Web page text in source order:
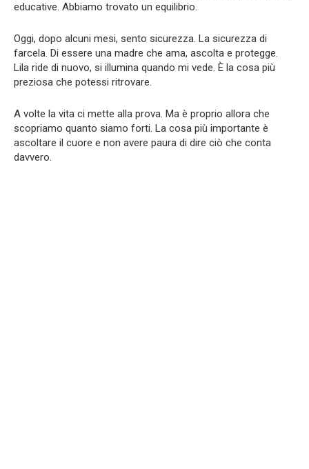
educative. Abbiamo trovato un equilibrio.
Oggi, dopo alcuni mesi, sento sicurezza. La sicurezza di
farcela. Di essere una madre che ama, ascolta e protegge.
Lila ride di nuovo, si illumina quando mi vede. È la cosa più
preziosa che potessi ritrovare.
A volte la vita ci mette alla prova. Ma è proprio allora che
scopriamo quanto siamo forti. La cosa più importante è
ascoltare il cuore e non avere paura di dire ciò che conta
davvero.